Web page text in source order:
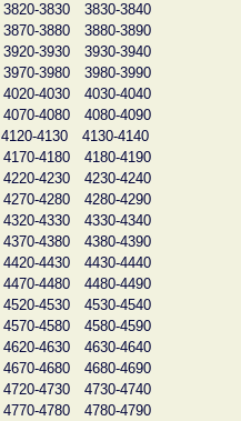
3820-3830
3830-3840
3870-3880
3880-3890
3920-3930
3930-3940
3970-3980
3980-3990
4020-4030
4030-4040
4070-4080
4080-4090
4120-4130
4130-4140
4170-4180
4180-4190
4220-4230
4230-4240
4270-4280
4280-4290
4320-4330
4330-4340
4370-4380
4380-4390
4420-4430
4430-4440
4470-4480
4480-4490
4520-4530
4530-4540
4570-4580
4580-4590
4620-4630
4630-4640
4670-4680
4680-4690
4720-4730
4730-4740
4770-4780
4780-4790